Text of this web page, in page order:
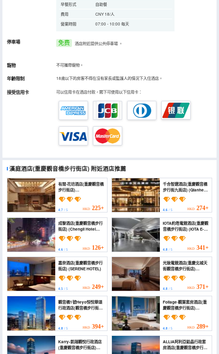
早餐形式
自助餐
費用
CNY 18/人
營業時間
07:00 - 10:00 每天
停車場 免费 酒店附近提供公共停車場 。
寵物 不可攜帶寵物。
年齡限制 18歲以下的房客不得在沒有家長或監護人的情況下入住酒店。
接受信用卡 可以信用卡在酒店付款，閣下可使用以下信用卡：
漢庭酒店(重慶觀音橋步行街店) 附近酒店推薦
有間·花坊酒店(重慶觀音橋
步行街店)
(Youjian·Huafang B&B
Hotel (Guanyinqiao
Pedestrian Street))
4.7 / 5 HKD 225+
千合智選酒店(重慶觀音橋
步行街九街店) (Qianhe
Zhixuan Hotel)
4.6/ 5 HKD 274+
成黎酒店(重慶觀音橋步行
街店) (Chengli Hotel
(Chongqing
Guanyinqiao
Pedestrian Street))
4.6 / 5 HKD 126+
IOTA約塔電競酒店(重慶觀
音橋步行街店) (IOTA E-
sports Hotel
(Chongqing
Guanyinqiao
Pedestrian Street))
4.8/ 5 HKD 341+
嘉奈酒店(重慶觀音橋步行
街店) (SERENE HOTEL)
4.5 / 5 HKD 249+
光致電競酒店(重慶北城天
街觀音橋步行街店)
(Guangzhi E-sports
Hotel (Chongqing
Beichengtianjie
Guanyinqiao
Pedestrian Street
Branch))
4.8/ 5 HKD 371+
觀音橋1號Heyo恒悅華頌
行政酒店(觀音橋步行街店)
(Heyo Hengyue
Huasong Executive
Hotel (Guanyinqiao
Pedestrian Street
Branch), Guanyinqiao
No.1)
4.8 / 5 HKD 394+
Foliage·觀葉套房酒店(重
慶觀音橋步行街店)
(Foliage Suite Hotel
(Chongqing
Guanyinqiao
Pedestrian Street
Branch))
4.8/ 5 HKD 289+
Karry•凱瑞觀悅行政酒店
(重慶觀音橋步行街店)
ALLIA阿利亞鉑晶行政套
房酒店(重慶觀音橋步行街